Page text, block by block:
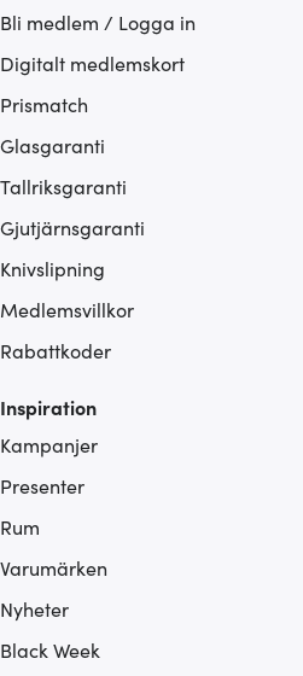
Bli medlem / Logga in
Digitalt medlemskort
Prismatch
Glasgaranti
Tallriksgaranti
Gjutjärnsgaranti
Knivslipning
Medlemsvillkor
Rabattkoder
Inspiration
Kampanjer
Presenter
Rum
Varumärken
Nyheter
Black Week